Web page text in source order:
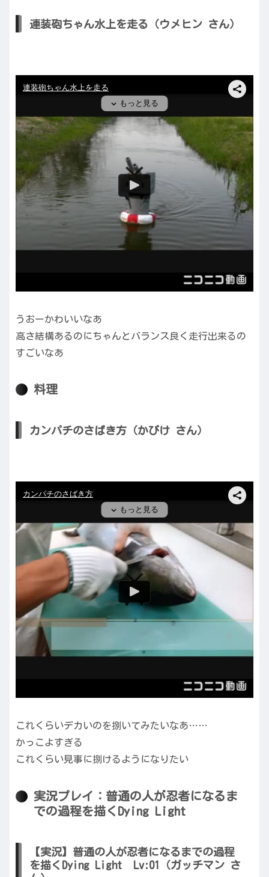
連装砲ちゃん水上を走る（ウメヒン さん）
うおーかわいいなあ
高さ結構あるのにちゃんとバランス良く走行出来るの
すごいなあ
料理
カンパチのさばき方（かびけ さん）
これくらいデカいのを捌いてみたいなあ……
かっこよすぎる
これくらい見事に捌けるようになりたい
実況プレイ：普通の人が忍者になるま
での過程を描くDying Light
【実況】普通の人が忍者になるまでの過程
を描くDying Light Lv:01（ガッチマン さ